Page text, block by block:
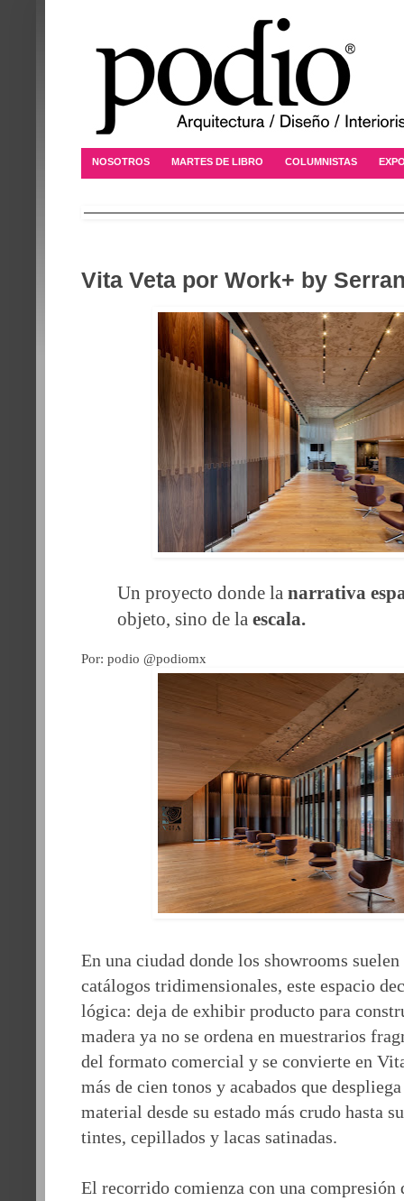
NOSOTROS MARTES DE LIBRO COLUMNISTAS
Vita Veta por Work+ by
Un proyecto donde la narrativa
objeto, sino de la escala.
Por: podio @podiomx
En una ciudad donde los showrooms
catálogos tridimensionales, este espacio
lógica: deja de exhibir producto para
madera ya no se ordena en muestrarios
del formato comercial y se convierte en
más de cien tonos y acabados que
material desde su estado más crudo hasta
tintes, cepillados y lacas satinadas.
El recorrido comienza con una compresión